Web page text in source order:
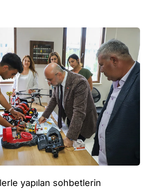
yapılan sohbetlerin